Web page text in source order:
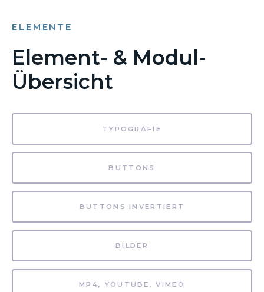
ELEMENTE
Element- & Modul-
Übersicht
TYPOGRAFIE
BUTTONS
BUTTONS INVERTIERT
BILDER
MP4, YOUTUBE, VIMEO